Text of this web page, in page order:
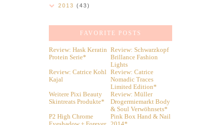
2013 (43)
FAVORITE POSTS
Review: Hask Keratin
Protein Serie*
Review: Schwarzkopf
Brillance Fashion
Lights
Review: Catrice Kohl
Kajal
Review: Catrice
Nomadic Traces
Limited Edition*
Weitere Pixi Beauty
Skintreats Produkte*
Review: Müller
Drogermiemarkt Body
& Soul Verwöhnsets*
P2 High Chrome
Pink Box Hand & Nail